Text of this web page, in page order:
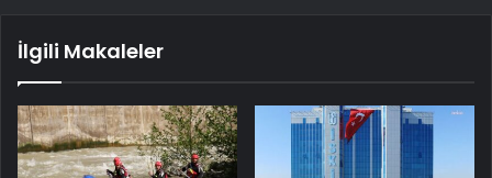
İlgili Makaleler